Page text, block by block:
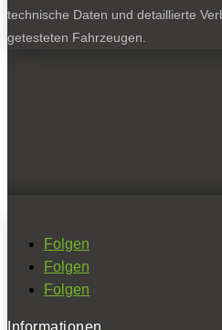
technische Daten und detaillierte
getesteten Fahrzeugen.
Folgen
Folgen
Folgen
Informationen